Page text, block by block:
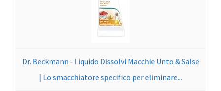
Dr. Beckmann - Liquido Dissolvi Macchie Unto & Salse
| Lo smacchiatore specifico per eliminare...